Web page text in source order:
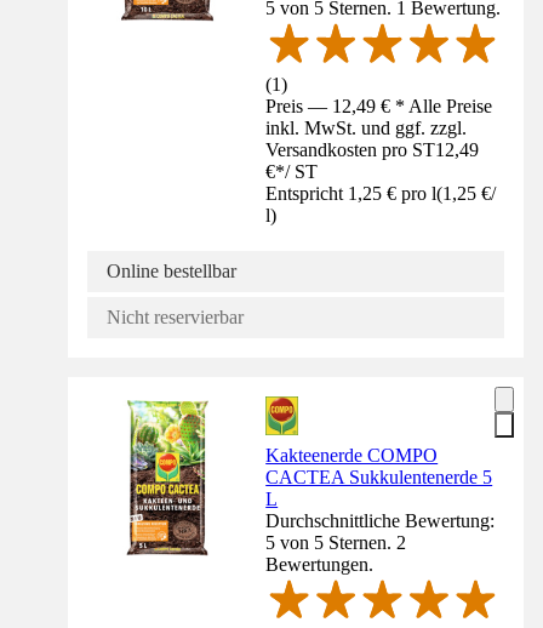
5 von 5 Sternen. 1 Bewertung.
(1)
Preis — 12,49 € * Alle Preise
inkl. MwSt. und ggf. zzgl.
Versandkosten pro ST12,49
€*/ ST
Entspricht 1,25 € pro l(1,25 €/
l)
Online bestellbar
Nicht reservierbar
Kakteenerde COMPO
CACTEA Sukkulentenerde 5
L
Durchschnittliche Bewertung:
5 von 5 Sternen. 2
Bewertungen.